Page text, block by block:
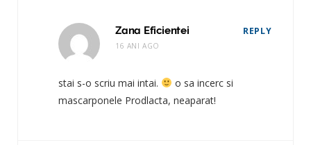
Zana Eficientei
16 ANI AGO
REPLY
stai s-o scriu mai intai.
o sa incerc si
mascarponele Prodlacta, neaparat!